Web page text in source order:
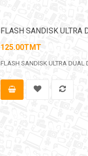
FLASH SANDISK ULTRA
125.00TMT
FLASH SANDISK ULTRA DUAL